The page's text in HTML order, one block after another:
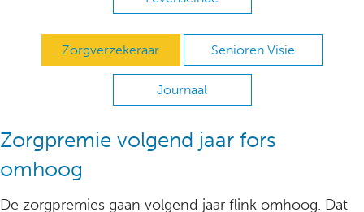
Zorgverzekeraar Senioren Visie
Journaal
Zorgpremie volgend jaar fors
omhoog
De zorgpremies gaan volgend jaar flink omhoog. Dat